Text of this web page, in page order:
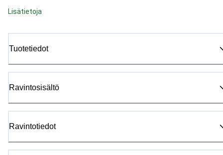
Lisätietoja
Tuotetiedot
Ravintosisältö
Ravintotiedot